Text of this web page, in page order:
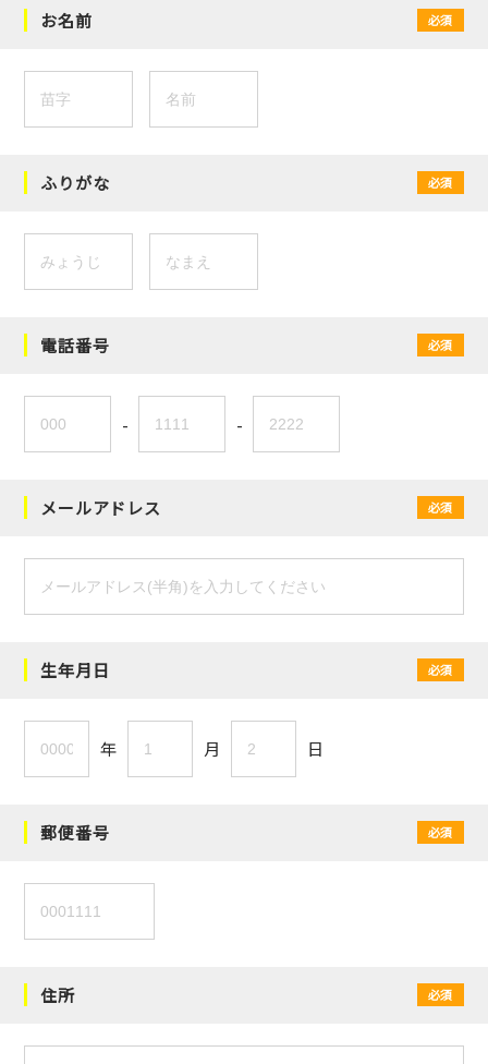
お名前 必須
ふりがな 必須
電話番号 必須
- -
メールアドレス 必須
生年月日 必須
年 月 日
郵便番号 必須
住所 必須